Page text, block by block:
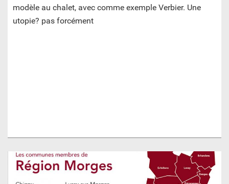
modèle au chalet, avec comme exemple Verbier. Une
utopie? pas forcément